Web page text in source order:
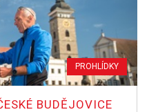
PROHLÍDKY
BUDĚJOVICE